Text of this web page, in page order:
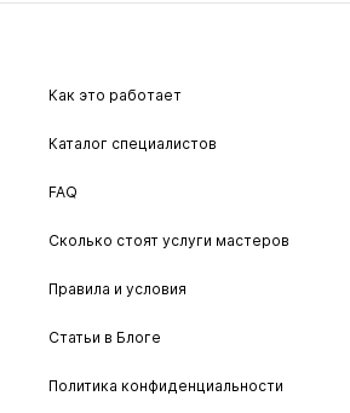
Как это работает
Каталог специалистов
FAQ
Сколько стоят услуги мастеров
Правила и условия
Статьи в Блоге
Политика конфиденциальности